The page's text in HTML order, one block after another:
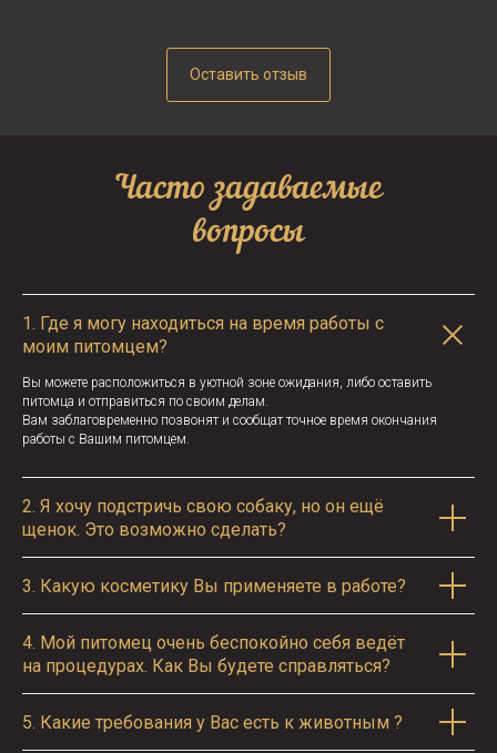
Оставить отзыв
Часто задаваемые
вопросы
1. Где я могу находиться на время работы с
моим питомцем?
Вы можете расположиться в уютной зоне ожидания, либо оставить
питомца и отправиться по своим делам.
Вам заблаговременно позвонят и сообщат точное время окончания
работы с Вашим питомцем.
2. Я хочу подстричь свою собаку, но он ещё
щенок. Это возможно сделать?
3. Какую косметику Вы применяете в работе?
4. Мой питомец очень беспокойно себя ведёт
на процедурах. Как Вы будете справляться?
5. Какие требования у Вас есть к животным ?